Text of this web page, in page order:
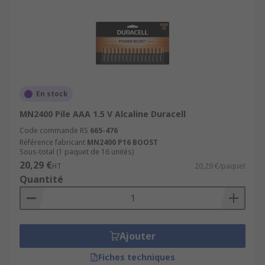
En stock
MN2400 Pile AAA 1.5 V Alcaline Duracell
Code commande RS 665-476
Référence fabricant MN2400 P16 BOOST
Sous-total (1 paquet de 16 unités)
20,29 €HT 20,29 €/paquet
Quantité
Ajouter
Fiches techniques